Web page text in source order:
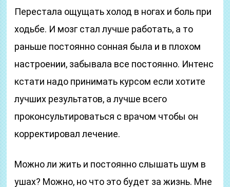
Перестала ощущать холод в ногах и боль при
ходьбе. И мозг стал лучше работать, а то
раньше постоянно сонная была и в плохом
настроении, забывала все постоянно. Интенс
кстати надо принимать курсом если хотите
лучших результатов, а лучше всего
проконсультироваться с врачом чтобы он
корректировал лечение.
Можно ли жить и постоянно слышать шум в
ушах? Можно, но что это будет за жизнь. Мне